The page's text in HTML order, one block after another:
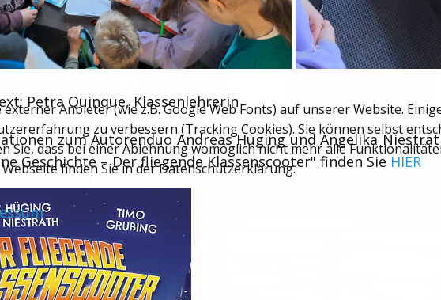
Petra Quinque, Klassenlehrerin
zum Autorenduo Andreas Hüging und Angelika
Geschichte – Der fliegende Klassenscooter" finden Sie HIER
Anbieter (wie z.B. Google Web Fonts) auf unserer Website.
zu verbessern (Tracking Cookies). Sie können selbst
Sie, dass bei einer Ablehnung womöglich nicht mehr alle
finden Sie in der Datenschutzerklärung.